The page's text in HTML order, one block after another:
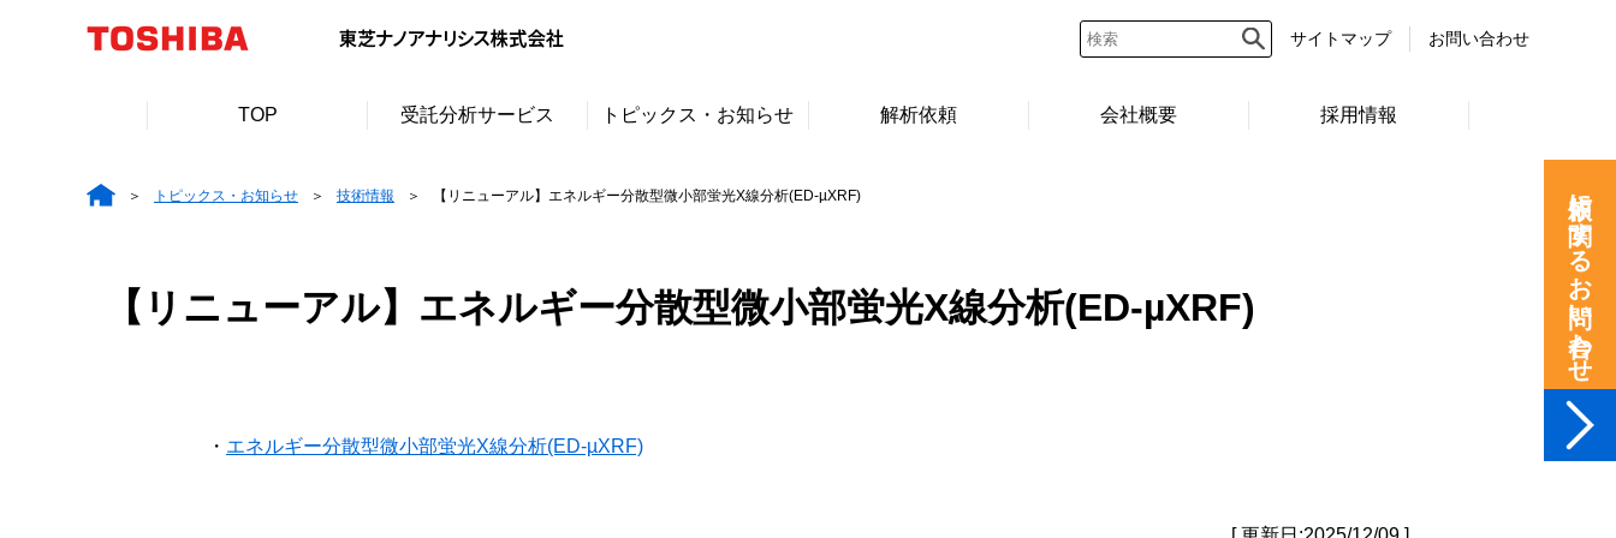
サイトマップ お問い合わせ
TOP 受託分析サービス トピックス・お知らせ 解析依頼 会社概要 採用情報
トピックス・お知らせ 技術情報 【リニューアル】エネルギー分散型微小部蛍光X線分析(ED-µXRF)
【リニューアル】エネルギー分散型微小部蛍光X線分析(ED-µXRF)
・ エネルギー分散型微小部蛍光X線分析(ED-µXRF)
依頼に関するお問い合わせ